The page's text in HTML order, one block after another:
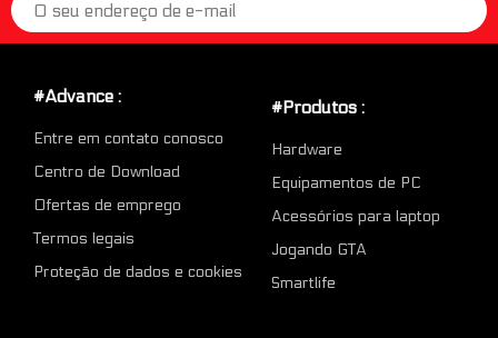
#Advance :
Entre em contato conosco
Centro de Download
Ofertas de emprego
Termos legais
Proteção de dados e cookies
#Produtos :
Hardware
Equipamentos de PC
Acessórios para laptop
Jogando GTA
Smartlife